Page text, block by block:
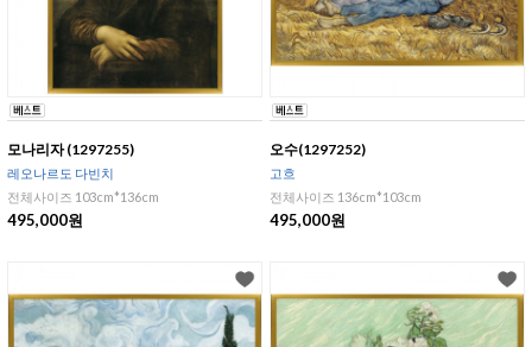
모나리자 (1297255)
레오나르도 다빈치
전체사이즈 103cm*136cm
495,000원
오수(1297252)
고흐
전체사이즈 136cm*103cm
495,000원